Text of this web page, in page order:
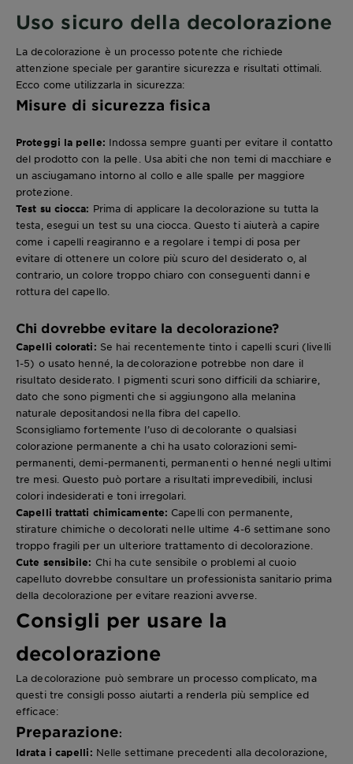
Uso sicuro della decolorazione
La decolorazione è un processo potente che richiede
attenzione speciale per garantire sicurezza e risultati ottimali.
Ecco come utilizzarla in sicurezza:
Misure di sicurezza fisica
Proteggi la pelle: Indossa sempre guanti per evitare il contatto
del prodotto con la pelle. Usa abiti che non temi di macchiare e
un asciugamano intorno al collo e alle spalle per maggiore
protezione.
Test su ciocca: Prima di applicare la decolorazione su tutta la
testa, esegui un test su una ciocca. Questo ti aiuterà a capire
come i capelli reagiranno e a regolare i tempi di posa per
evitare di ottenere un colore più scuro del desiderato o, al
contrario, un colore troppo chiaro con conseguenti danni e
rottura del capello.
Chi dovrebbe evitare la decolorazione?
Capelli colorati: Se hai recentemente tinto i capelli scuri (livelli
1-5) o usato henné, la decolorazione potrebbe non dare il
risultato desiderato. I pigmenti scuri sono difficili da schiarire,
dato che sono pigmenti che si aggiungono alla melanina
naturale depositandosi nella fibra del capello.
Sconsigliamo fortemente l’uso di decolorante o qualsiasi
colorazione permanente a chi ha usato colorazioni semi-
permanenti, demi-permanenti, permanenti o henné negli ultimi
tre mesi. Questo può portare a risultati imprevedibili, inclusi
colori indesiderati e toni irregolari.
Capelli trattati chimicamente: Capelli con permanente,
stirature chimiche o decolorati nelle ultime 4-6 settimane sono
troppo fragili per un ulteriore trattamento di decolorazione.
Cute sensibile: Chi ha cute sensibile o problemi al cuoio
capelluto dovrebbe consultare un professionista sanitario prima
della decolorazione per evitare reazioni avverse.
Consigli per usare la
decolorazione
La decolorazione può sembrare un processo complicato, ma
questi tre consigli posso aiutarti a renderla più semplice ed
efficace:
Preparazione:
Idrata i capelli: Nelle settimane precedenti alla decolorazione,